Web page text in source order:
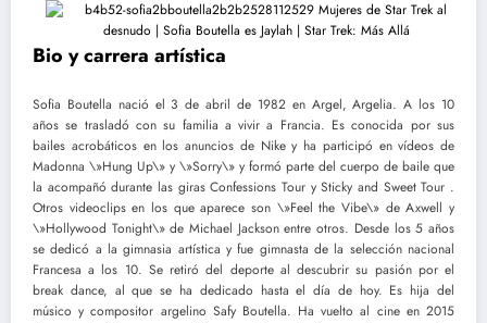
Bio y carrera artística
Sofia Boutella nació el 3 de abril de 1982 en Argel, Argelia. A los 10
años se trasladó con su familia a vivir a Francia. Es conocida por sus
bailes acrobáticos en los anuncios de Nike y ha participó en vídeos de
Madonna \»Hung Up\» y \»Sorry\» y formó parte del cuerpo de baile que
la acompañó durante las giras Confessions Tour y Sticky and Sweet Tour .
Otros videoclips en los que aparece son \»Feel the Vibe\» de Axwell y
\»Hollywood Tonight\» de Michael Jackson entre otros. Desde los 5 años
se dedicó a la gimnasia artística y fue gimnasta de la selección nacional
Francesa a los 10. Se retiró del deporte al descubrir su pasión por el
break dance, al que se ha dedicado hasta el día de hoy. Es hija del
músico y compositor argelino Safy Boutella. Ha vuelto al cine en 2015